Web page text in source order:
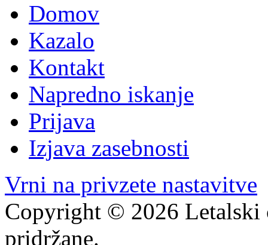
Domov
Kazalo
Kontakt
Napredno iskanje
Prijava
Izjava zasebnosti
Vrni na privzete nastavitve
Copyright © 2026 Letalski
pridržane.